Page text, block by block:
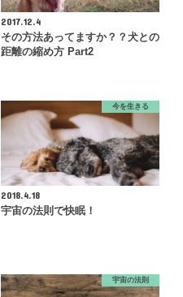
2017.12.4
その方法あってますか？？犬との
距離の縮め方 Part2
今を生きる
2018.4.18
宇宙の法則で快眠！
宇宙の法則